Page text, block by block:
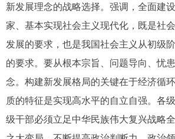
新发展理念的战略选择。强调，全面建
家、基本实现社会主义现代化，既是社
发展的要求，也是我国社会主义从初级
的要求。要从根本宗旨、问题导向、忧
念。构建新发展格局的关键在于经济循
质的特征是实现高水平的自立自强。各
级干部必须立足中华民族伟大复兴战略